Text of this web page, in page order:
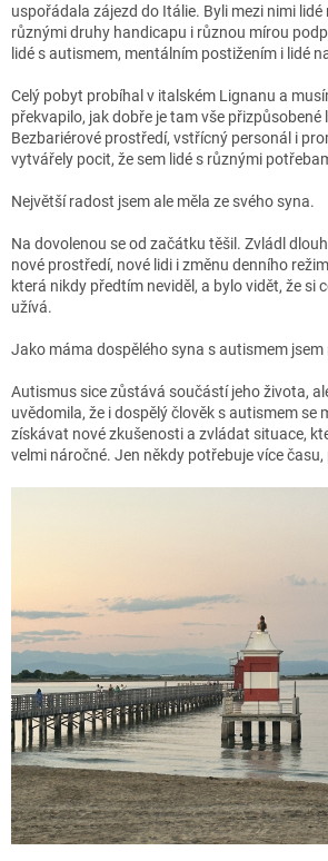
uspořádala zájezd do Itálie. Byli mezi nimi lidé
různými druhy handicapu i různou mírou
lidé s autismem, mentálním postižením i lidé
Celý pobyt probíhal v italském Lignanu a
překvapilo, jak dobře je tam vše přizpůsobené
Bezbariérové prostředí, vstřícný personál i
vytvářely pocit, že sem lidé s různými
Největší radost jsem ale měla ze svého syna.
Na dovolenou se od začátku těšil. Zvládl
nové prostředí, nové lidi i změnu denního
která nikdy předtím neviděl, a bylo vidět, že si
užívá.
Jako máma dospělého syna s autismem jsem
Autismus sice zůstává součástí jeho života,
uvědomila, že i dospělý člověk s autismem se
získávat nové zkušenosti a zvládat situace,
velmi náročné. Jen někdy potřebuje více